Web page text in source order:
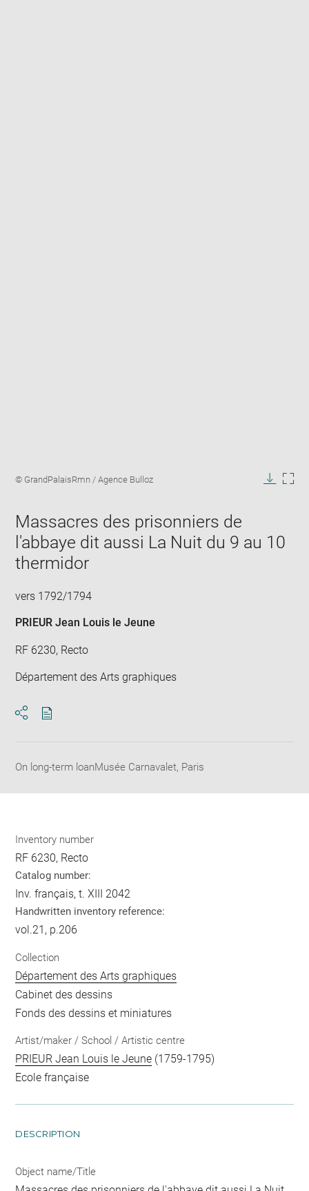
window
Image
© GrandPalaisRmn / Agence Bulloz
Massacres des prisonniers de
l'abbaye dit aussi La Nuit du 9 au 10
thermidor
vers 1792/1794
PRIEUR Jean Louis le Jeune
RF 6230, Recto
Département des Arts graphiques
On long-term loanMusée Carnavalet, Paris
Inventory number
RF 6230, Recto
Catalog number:
Inv. français, t. XIII 2042
Handwritten inventory reference:
vol.21, p.206
Collection
Département des Arts graphiques
Cabinet des dessins
Fonds des dessins et miniatures
Artist/maker / School / Artistic centre
PRIEUR Jean Louis le Jeune (1759-1795)
Ecole française
DESCRIPTION
Object name/Title